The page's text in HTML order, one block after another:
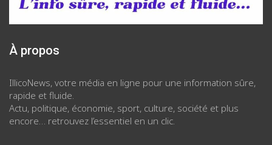
À propos
IllicoNews, votre média en ligne pour une information sûre,
rapide et fluide.
Actu, politique, économie, sport, culture, société et plus
encore… retrouvez l’essentiel en un clic.